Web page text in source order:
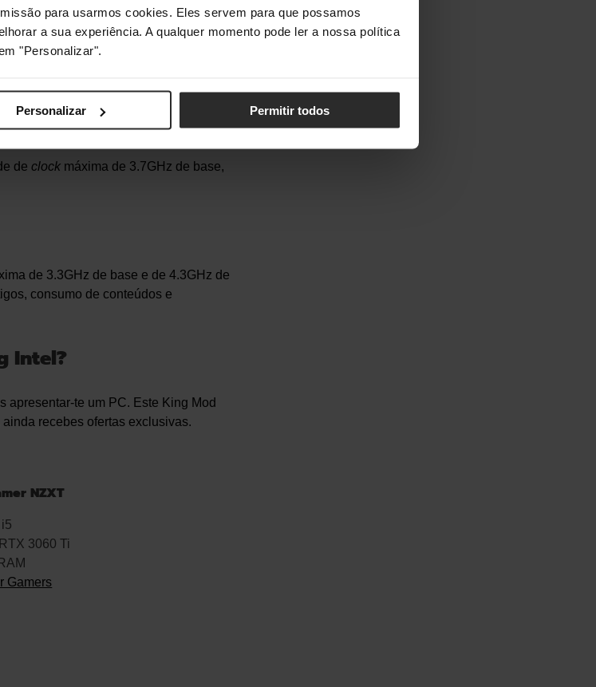
para usarmos cookies. Eles servem para que possamos
a sua experiência. A qualquer momento pode ler a nossa política
"Personalizar".
Personalizar Permitir todos
performance e para criadores de
de 3.6GHz de base, de 5.0GHz de
de clock máxima de 3.7GHz de base,
de 3.3GHz de base e de 4.3GHz de
consumo de conteúdos e
Intel?
apresentar-te um PC. Este King Mod
recebes ofertas exclusivas.
NZXT
3060 Ti
Gamers